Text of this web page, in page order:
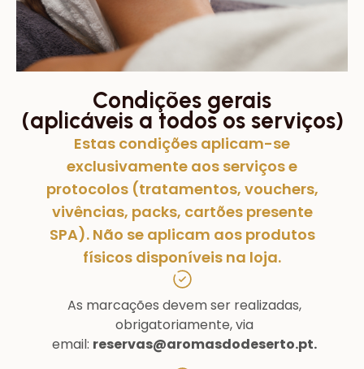
Condições gerais
(aplicáveis a todos os serviços)
Estas condições aplicam-se
exclusivamente aos serviços e
protocolos (tratamentos, vouchers,
vivências, packs, cartões presente
SPA). Não se aplicam aos produtos
físicos disponíveis na loja.
As marcações devem ser realizadas,
obrigatoriamente, via
email: reservas@aromasdodeserto.pt.